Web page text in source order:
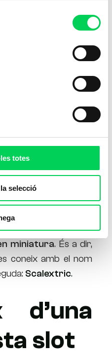
totes
selecció
familiaritzats amb el
” fa referència als
miniatura. És a dir,
coneix amb el nom
Scalextric.
d’una
slot